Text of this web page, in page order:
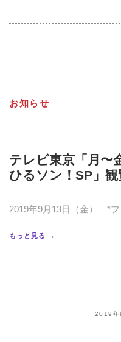
お知らせ
テレビ東京「月
ひるソン！SP」
2019年9月13日（金） *フ
もっと見る →
2019年